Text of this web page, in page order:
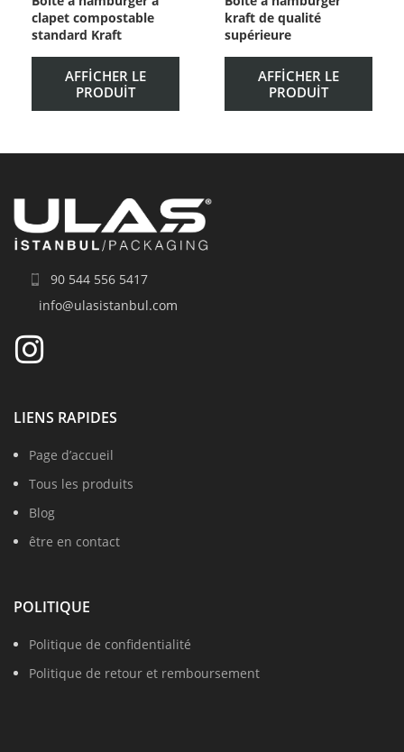
clapet compostable
standard Kraft
AFFICHER LE
PRODUIT
kraft de qualité
supérieure
AFFICHER LE
PRODUIT
90 544 556 5417
info@ulasistanbul.com
LIENS RAPIDES
Page d’accueil
Tous les produits
Blog
être en contact
POLITIQUE
Politique de confidentialité
Politique de retour et remboursement